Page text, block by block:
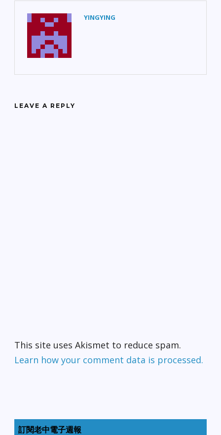
YINGYING
LEAVE A REPLY
This site uses Akismet to reduce spam.
Learn how your comment data is processed.
訂閱老中電子週報